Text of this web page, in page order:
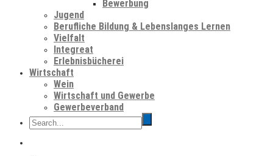
Bewerbung
Jugend
Berufliche Bildung & Lebenslanges Lernen
Vielfalt
Integreat
Erlebnisbücherei
Wirtschaft
Wein
Wirtschaft und Gewerbe
Gewerbeverband